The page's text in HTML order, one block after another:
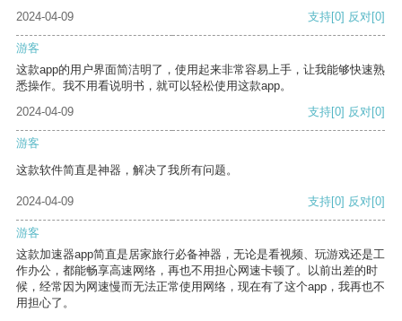
2024-04-09 支持[0] 反对[0]
游客
这款app的用户界面简洁明了，使用起来非常容易上手，让我能够快速熟
悉操作。我不用看说明书，就可以轻松使用这款app。
2024-04-09
支持[0] 反对[0]
游客
这款软件简直是神器，解决了我所有问题。
2024-04-09 支持[0] 反对[0]
游客
这款加速器app简直是居家旅行必备神器，无论是看视频、玩游戏还是工
作办公，都能畅享高速网络，再也不用担心网速卡顿了。以前出差的时
候，经常因为网速慢而无法正常使用网络，现在有了这个app，我再也不
用担心了。